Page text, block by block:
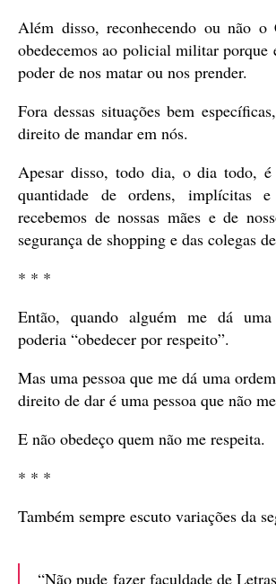
Além disso, reconhecendo ou não o
obedecemos ao policial militar porque
poder de nos matar ou nos prender.
Fora dessas situações bem
direito de mandar em nós.
Apesar disso, todo dia, o dia todo, é
quantidade de ordens, implícitas
recebemos de nossas mães e de
segurança de shopping e das colegas
* * *
Então, quando alguém me dá
poderia “obedecer por respeito”.
Mas uma pessoa que me dá uma
direito de dar é uma pessoa que não
E não obedeço quem não me respeita.
* * *
Também sempre escuto variações da
“Não pude fazer faculdade de